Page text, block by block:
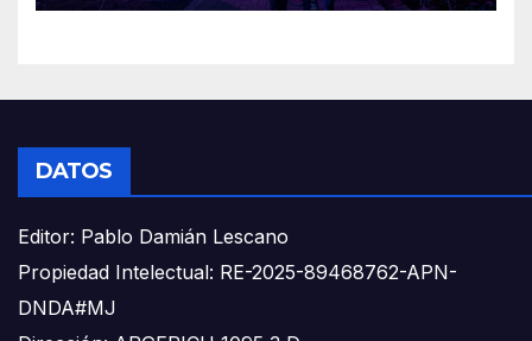
DATOS
Editor: Pablo Damián Lescano
Propiedad Intelectual: RE-2025-89468762-APN-
DNDA#MJ